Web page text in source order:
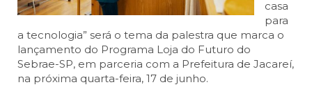
casa
para
a tecnologia” será o tema da palestra que marca o
lançamento do Programa Loja do Futuro do
Sebrae-SP, em parceria com a Prefeitura de Jacareí,
na próxima quarta-feira, 17 de junho.